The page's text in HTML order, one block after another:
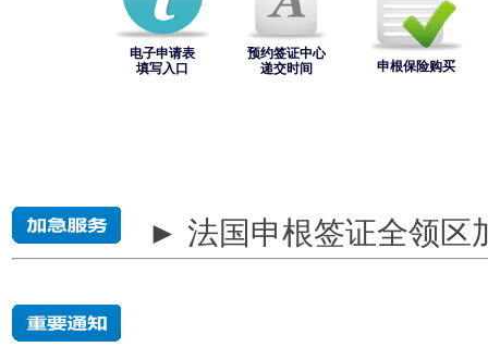
电子申请表
填写入口
预约签证中心
递交时间
申根保险购买
► 法国申根签证全领区